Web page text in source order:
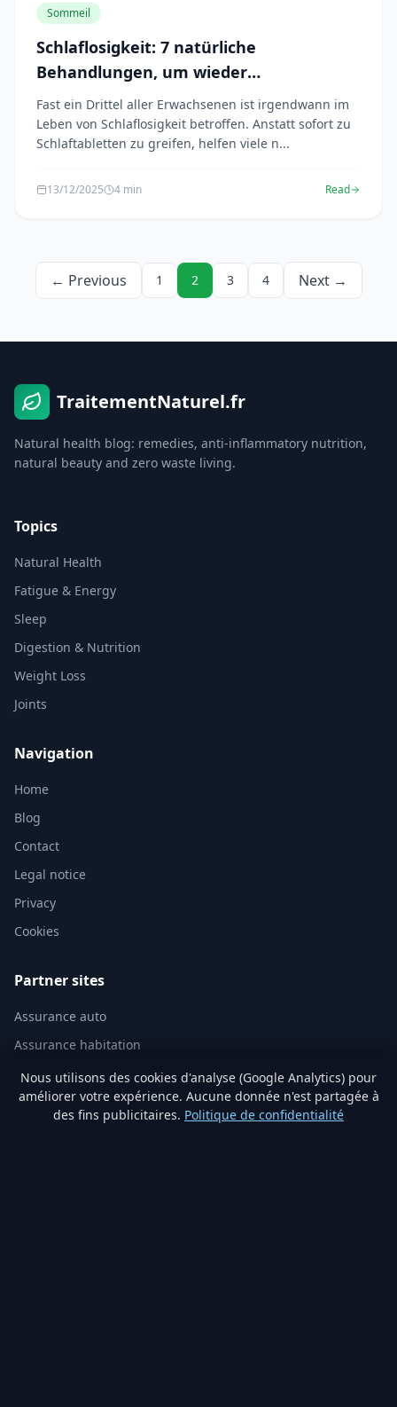
Sommeil
Schlaflosigkeit: 7 natürliche
Behandlungen, um wieder
einzuschlafen
Fast ein Drittel aller Erwachsenen ist irgendwann im
Leben von Schlaflosigkeit betroffen. Anstatt sofort zu
Schlaftabletten zu greifen, helfen viele n...
13/12/2025 4 min Read
← Previous 1 2 3 4 Next →
TraitementNaturel.fr
Natural health blog: remedies, anti-inflammatory nutrition,
natural beauty and zero waste living.
Topics
Natural Health
Fatigue & Energy
Sleep
Digestion & Nutrition
Weight Loss
Joints
Navigation
Home
Blog
Contact
Legal notice
Privacy
Cookies
Partner sites
Assurance auto
Assurance habitation
Mutuelle santé
Assurance vie
Nous utilisons des cookies d'analyse (Google Analytics) pour
améliorer votre expérience. Aucune donnée n'est partagée à
des fins publicitaires. Politique de confidentialité